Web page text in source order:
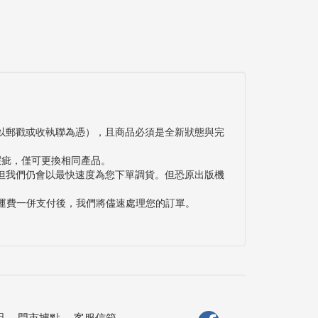
戳或收執聯為憑），且商品必須是全新狀態與完
，僅可更換相同產品。
們仍會以最快速度為您下單調貨。但恐原出版機
一併支付後，我們將儘速處理您的訂單。